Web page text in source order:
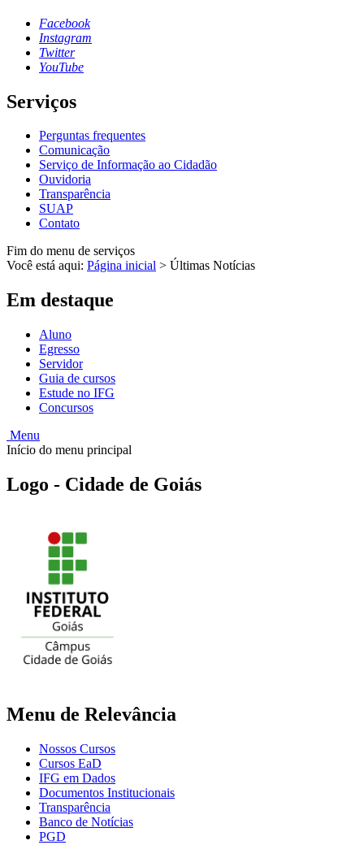
Facebook
Instagram
Twitter
YouTube
Serviços
Perguntas frequentes
Comunicação
Serviço de Informação ao Cidadão
Ouvidoria
Transparência
SUAP
Contato
Fim do menu de serviços
Você está aqui: Página inicial > Últimas Notícias
Em destaque
Aluno
Egresso
Servidor
Guia de cursos
Estude no IFG
Concursos
Menu
Início do menu principal
Logo - Cidade de Goiás
Menu de Relevância
Nossos Cursos
Cursos EaD
IFG em Dados
Documentos Institucionais
Transparência
Banco de Notícias
PGD